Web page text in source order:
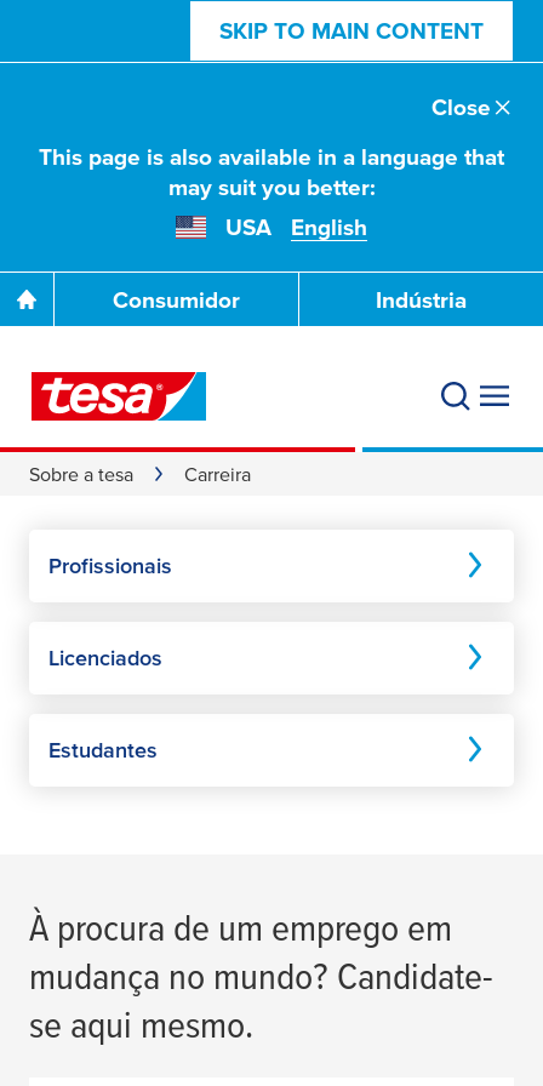
SKIP TO MAIN CONTENT
This page is also available in a language that
may suit you better:
USA
English
Close
Consumidor Indústria
Sobre a tesa Carreira
Profissionais
Licenciados
Estudantes
À procura de um emprego em
mudança no mundo? Candidate-
se aqui mesmo.